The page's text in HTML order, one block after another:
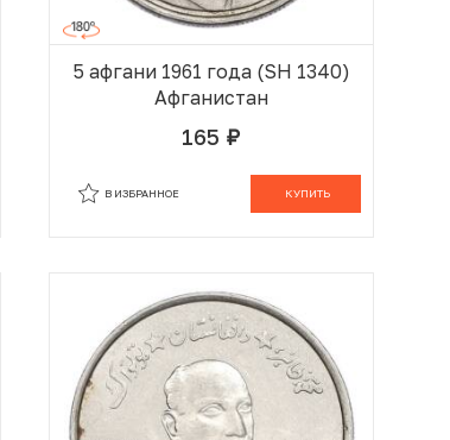
5 афгани 1961 года (SH 1340)
Афганистан
165 руб.
КУПИТЬ
В ИЗБРАННОЕ